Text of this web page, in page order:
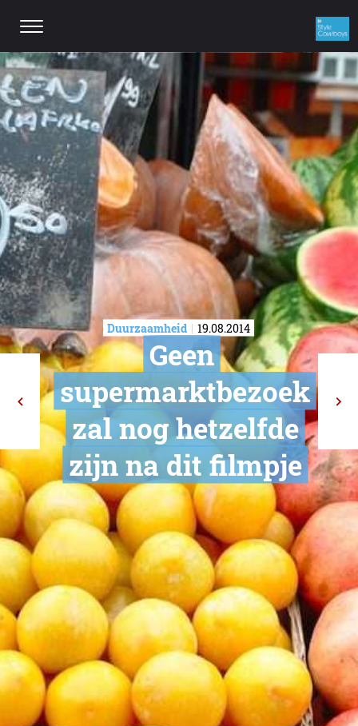
Duurzaamheid 19.08.2014
Geen
zal nog
zijn na dit